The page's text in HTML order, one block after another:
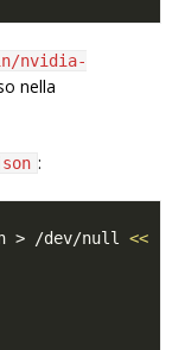
nvidia-
nella
:
> /dev/null